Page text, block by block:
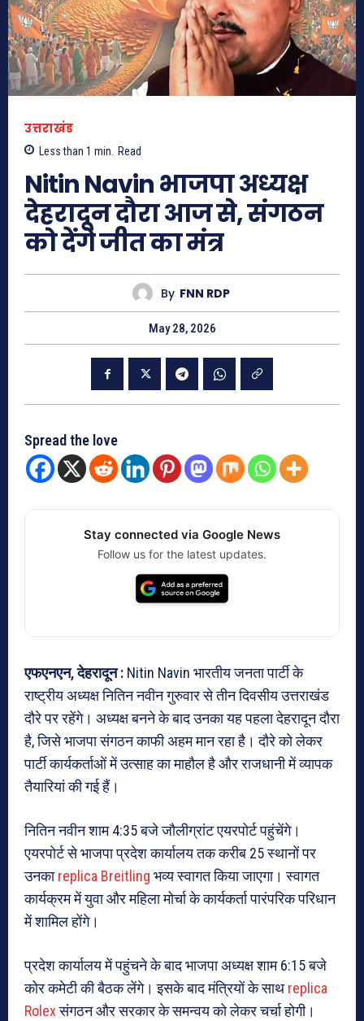
उत्तराखंड
Less than 1 min. Read
Nitin Navin भाजपा अध्यक्ष
देहरादून दौरा आज से, संगठन
को देंगे जीत का मंत्र
By FNN RDP
May 28, 2026
Spread the love
Stay connected via Google News
Follow us for the latest updates.
एफएनएन, देहरादून : Nitin Navin भारतीय जनता पार्टी के
राष्ट्रीय अध्यक्ष नितिन नवीन गुरुवार से तीन दिवसीय उत्तराखंड
दौरे पर रहेंगे। अध्यक्ष बनने के बाद उनका यह पहला देहरादून दौरा
है, जिसे भाजपा संगठन काफी अहम मान रहा है। दौरे को लेकर
पार्टी कार्यकर्ताओं में उत्साह का माहौल है और राजधानी में व्यापक
तैयारियां की गई हैं।
नितिन नवीन शाम 4:35 बजे जौलीग्रांट एयरपोर्ट पहुंचेंगे।
एयरपोर्ट से भाजपा प्रदेश कार्यालय तक करीब 25 स्थानों पर
उनकाreplica Breitling भव्य स्वागत किया जाएगा। स्वागत
कार्यक्रम में युवा और महिला मोर्चा के कार्यकर्ता पारंपरिक परिधान
में शामिल होंगे।
प्रदेश कार्यालय में पहुंचने के बाद भाजपा अध्यक्ष शाम 6:15 बजे
कोर कमेटी की बैठक लेंगे। इसके बाद मंत्रियों के साथ replica
Rolexसंगठन और सरकार के समन्वय को लेकर चर्चा होगी।